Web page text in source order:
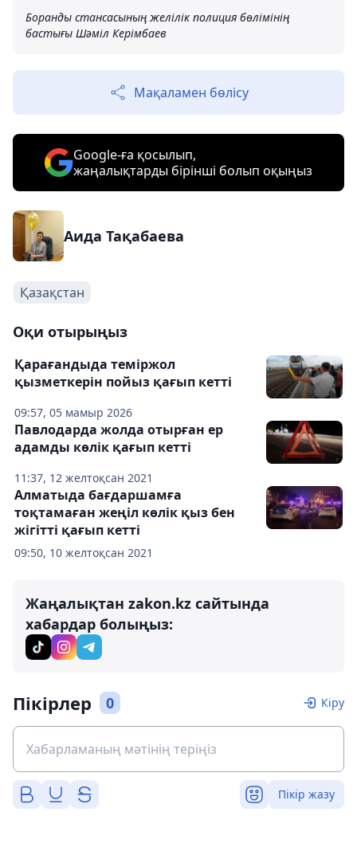
Боранды стансасының желілік полиция бөлімінің
бастығы Шәміл Керімбаев
Мақаламен бөлісу
Google-ға қосылып,
жаңалықтарды бірінші болып оқыңыз
Аида Тақабаева
Қазақстан
Оқи отырыңыз
09:57, 05 мамыр 2026
Қарағандыда теміржол
қызметкерін пойыз қағып кетті
11:37, 12 желтоқсан 2021
Павлодарда жолда отырған ер
адамды көлік қағып кетті
09:50, 10 желтоқсан 2021
Алматыда бағдаршамға
тоқтамаған жеңіл көлік қыз бен
жігітті қағып кетті
Жаңалықтан zakon.kz сайтында
хабардар болыңыз:
Пікірлер 0 Кіру
Пікір жазу